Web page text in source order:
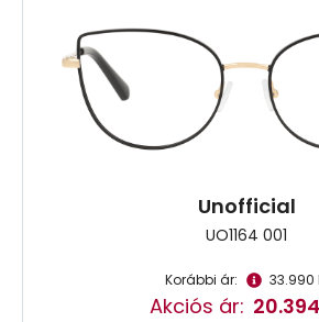
Unofficial
UO1164 001
Korábbi ár: 33.990
Akciós ár: